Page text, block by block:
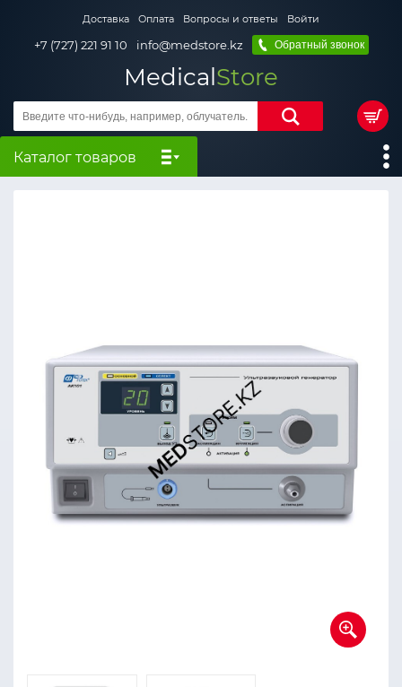
Доставка Оплата Вопросы и ответы Войти
+7 (727) 221 91 10 info@medstore.kz Обратный звонок
MedicalStore
Каталог товаров